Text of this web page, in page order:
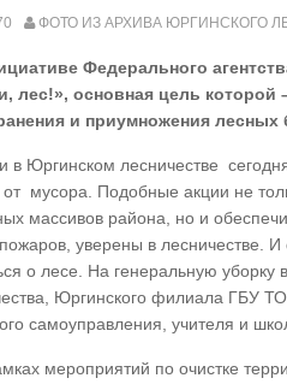
ФОТО ИЗ АРХИВА ЮРГИНСКОГО
Федерального
лес!», основная цель которой
и приумножения лесных
в Юргинском лесничестве
мусора. Подобные акции не
массивов района, но и
уверены в лесничестве.
о лесе. На генеральную
Юргинского филиала ГБУ
самоуправления, учителя и
мероприятий по очистке